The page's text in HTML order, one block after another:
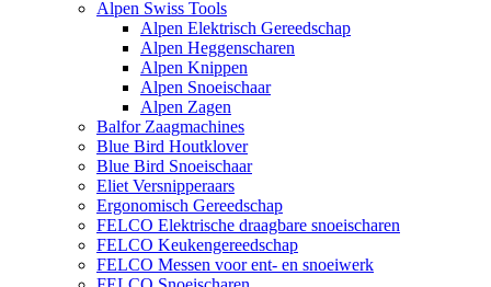
Alpen Swiss Tools
Alpen Elektrisch Gereedschap
Alpen Heggenscharen
Alpen Knippen
Alpen Snoeischaar
Alpen Zagen
Balfor Zaagmachines
Blue Bird Houtklover
Blue Bird Snoeischaar
Eliet Versnipperaars
Ergonomisch Gereedschap
FELCO Elektrische draagbare snoeischaren
FELCO Keukengereedschap
FELCO Messen voor ent- en snoeiwerk